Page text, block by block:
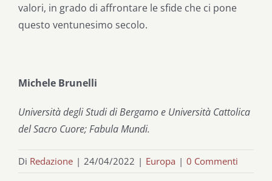
valori, in grado di affrontare le sfide che ci pone
questo ventunesimo secolo.
Michele Brunelli
Università degli Studi di Bergamo e Università Cattolica
del Sacro Cuore; Fabula Mundi.
Di Redazione | 24/04/2022 | Europa | 0 Commenti